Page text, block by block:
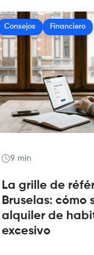
Consejos Financiero
9 min
La grille de
Bruselas: cómo
alquiler de
excesivo